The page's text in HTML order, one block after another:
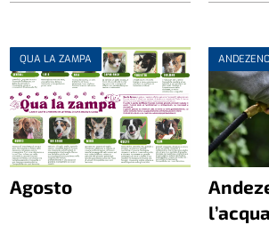
QUA LA ZAMPA
Agosto
ANDEZENO
l’acqua